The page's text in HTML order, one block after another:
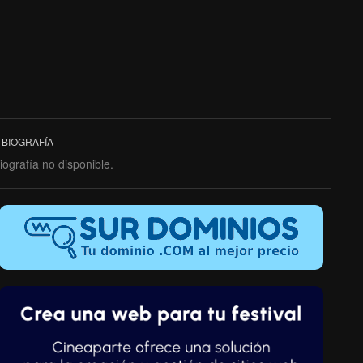
no disponible.